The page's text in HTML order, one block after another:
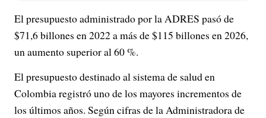
El presupuesto administrado por la ADRES pasó de
$71,6 billones en 2022 a más de $115 billones en 2026,
un aumento superior al 60 %.
El presupuesto destinado al sistema de salud en
Colombia registró uno de los mayores incrementos de
los últimos años. Según cifras de la Administradora de